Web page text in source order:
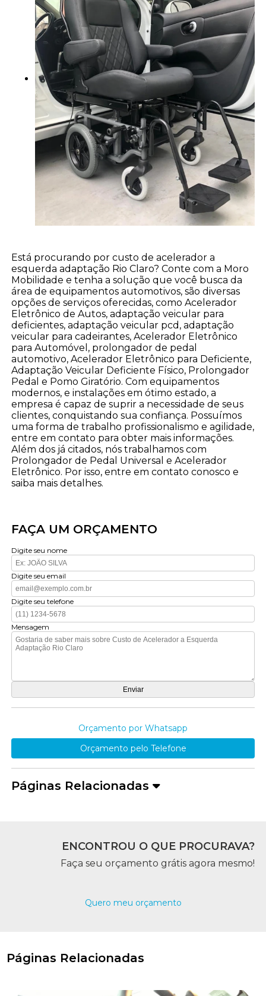
Está procurando por custo de acelerador a
esquerda adaptação Rio Claro? Conte com a Moro
Mobilidade e tenha a solução que você busca da
área de equipamentos automotivos, são diversas
opções de serviços oferecidas, como Acelerador
Eletrônico de Autos, adaptação veicular para
deficientes, adaptação veicular pcd, adaptação
veicular para cadeirantes, Acelerador Eletrônico
para Automóvel, prolongador de pedal
automotivo, Acelerador Eletrônico para Deficiente,
Adaptação Veicular Deficiente Físico, Prolongador
Pedal e Pomo Giratório. Com equipamentos
modernos, e instalações em ótimo estado, a
empresa é capaz de suprir a necessidade de seus
clientes, conquistando sua confiança. Possuímos
uma forma de trabalho profissionalismo e agilidade,
entre em contato para obter mais informações.
Além dos já citados, nós trabalhamos com
Prolongador de Pedal Universal e Acelerador
Eletrônico. Por isso, entre em contato conosco e
saiba mais detalhes.
FAÇA UM ORÇAMENTO
Digite seu nome
Digite seu email
Digite seu telefone
Mensagem
Orçamento por Whatsapp
Orçamento pelo Telefone
Páginas Relacionadas
ENCONTROU O QUE PROCURAVA?
Faça seu orçamento grátis agora mesmo!
Quero meu orçamento
Páginas Relacionadas